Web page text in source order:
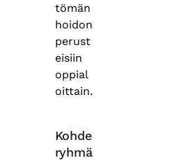
tömän
hoidon
perust
eisiin
oppial
oittain.
Kohde
ryhmä